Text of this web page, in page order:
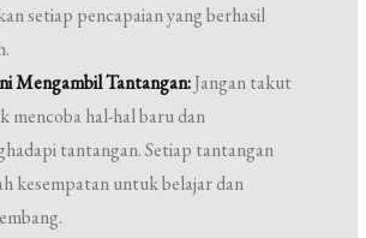
setiap pencapaian yang berhasil
Mengambil Tantangan:Jangan takut
mencoba hal-hal baru dan
tantangan. Setiap tantangan
kesempatan untuk belajar dan